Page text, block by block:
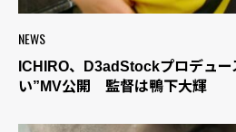
NEWS
ICHIRO、D3adStockプロデュー
い”MV公開 監督は鴨下大輝